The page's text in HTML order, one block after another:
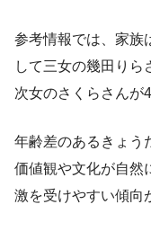
参考情報では、家族
して三女の幾田りら
次女のさくらさんが
年齢差のあるきょう
価値観や文化が自然
激を受けやすい傾向